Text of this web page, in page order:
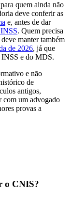
quem ainda não
deve conferir as
e, antes de dar
. Quem precisa
manter também
de 2026, já que
e do MDS.
e não
de
antigos,
com um advogado
provas a
o CNIS?